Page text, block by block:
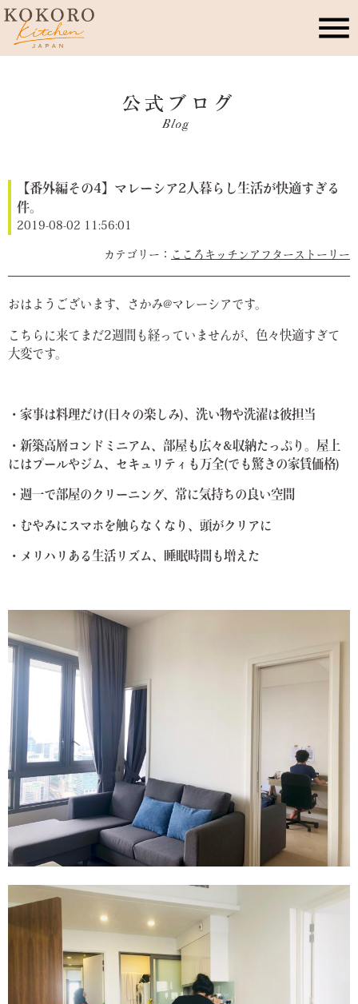
こころキッチンとは
レッスン・イベント
季節のこころレシピ
公式ブログ
【番外編その4】マレーシア2人暮らし生活が快適すぎる
件。
2019-08-02 11:56:01
こころキッチンアフターストーリー
おはようございます、さかみ@マレーシアです。
こちらに来てまだ2週間も経っていませんが、色々快適すぎて
大変です。
・家事は料理だけ(日々の楽しみ)、洗い物や洗濯は彼担当
・新築高層コンドミニアム、部屋も広々&収納たっぷり。屋上
にはプールやジム、セキュリティも万全(でも驚きの家賃価格)
・週一で部屋のクリーニング、常に気持ちの良い空間
・むやみにスマホを触らなくなり、頭がクリアに
・メリハリある生活リズム、睡眠時間も増えた